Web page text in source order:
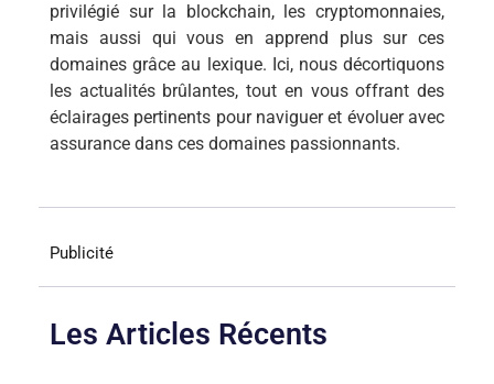
privilégié sur la blockchain, les cryptomonnaies,
mais aussi qui vous en apprend plus sur ces
domaines grâce au lexique. Ici, nous décortiquons
les actualités brûlantes, tout en vous offrant des
éclairages pertinents pour naviguer et évoluer avec
assurance dans ces domaines passionnants.
Publicité
Les Articles Récents